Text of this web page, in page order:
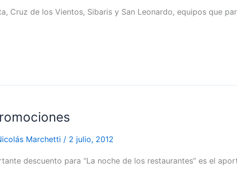
Cruz de los Vientos, Sibaris y San Leonardo, equipos que
Marchetti / 2 julio, 2012
descuento para “La noche de los restaurantes” es el